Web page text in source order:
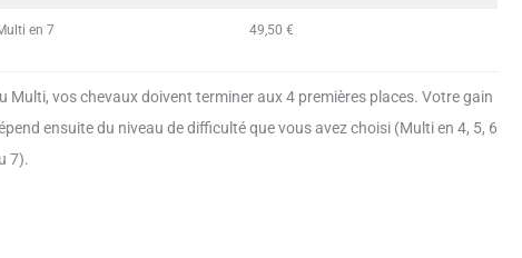
en 7 49,50 €
Multi, vos chevaux doivent terminer aux 4 premières places. Votre gain
ensuite du niveau de difficulté que vous avez choisi (Multi en 4, 5, 6
7).